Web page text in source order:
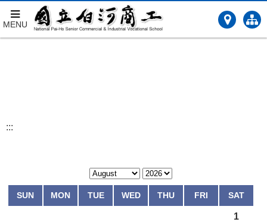
跳
MENU
:::
SUN MON TUE WED THU FRI SAT
1